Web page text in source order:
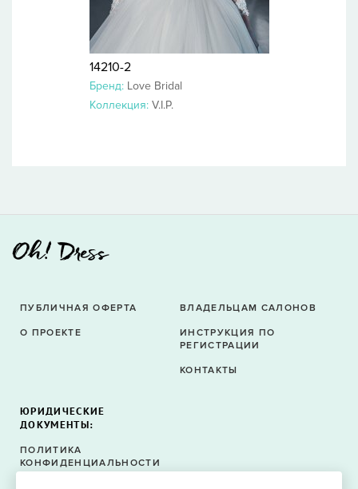
14210-2
Бренд: Love Bridal
Коллекция: V.I.P.
ПУБЛИЧНАЯ ОФЕРТА
О ПРОЕКТЕ
ВЛАДЕЛЬЦАМ САЛОНОВ
ИНСТРУКЦИЯ ПО
РЕГИСТРАЦИИ
КОНТАКТЫ
ЮРИДИЧЕСКИЕ
ДОКУМЕНТЫ:
ПОЛИТИКА
КОНФИДЕНЦИАЛЬНОСТИ